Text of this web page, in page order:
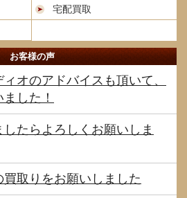
宅配買取
お客様の声
オのアドバイスも頂いて、
した！
たらよろしくお願いしま
取りをお願いしました